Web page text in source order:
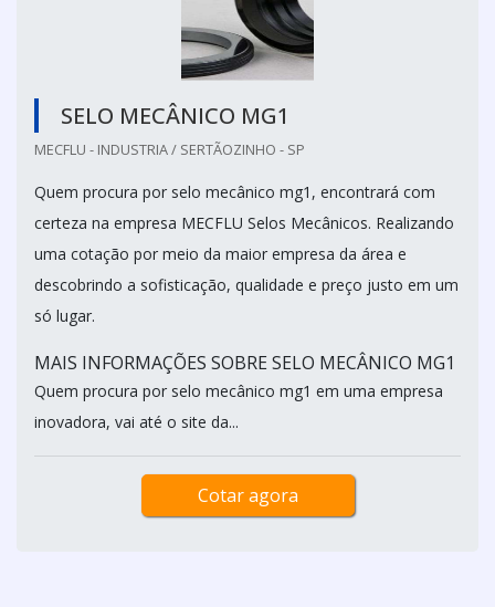
SELO MECÂNICO MG1
MECFLU - INDUSTRIA / SERTÃOZINHO - SP
Quem procura por selo mecânico mg1, encontrará com
certeza na empresa MECFLU Selos Mecânicos. Realizando
uma cotação por meio da maior empresa da área e
descobrindo a sofisticação, qualidade e preço justo em um
só lugar.
MAIS INFORMAÇÕES SOBRE SELO MECÂNICO MG1
Quem procura por selo mecânico mg1 em uma empresa
inovadora, vai até o site da...
Cotar agora